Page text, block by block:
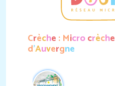
Crèche : Microcrèche
d’Auvergne